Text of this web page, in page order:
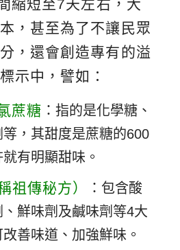
縮短至7天左右，大
，甚至為了不讓民眾
，還會創造專有的溢
示中，譬如：
蔗糖 ：指的是化學糖、
，其甜度是蔗糖的600
有明顯甜味。
祖傳秘方）
：包含酸
鮮味劑及鹹味劑等4大
善味道、加強鮮味。